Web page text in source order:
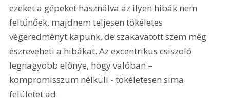
ezeket a gépeket használva az ilyen hibák nem
feltűnőek, majdnem teljesen tökéletes
végeredményt kapunk, de szakavatott szem még
észreveheti a hibákat. Az excentrikus csiszoló
legnagyobb előnye, hogy valóban –
kompromisszum nélküli - tökéletesen sima
felületet ad.